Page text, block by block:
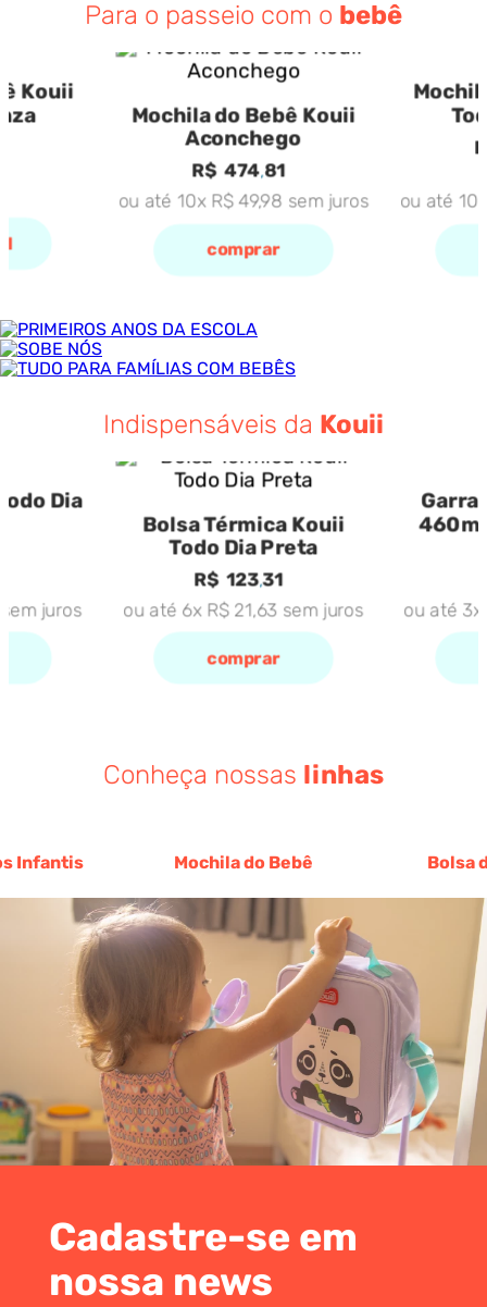
Para o passeio com o bebê
Kouii
Mochila do Bebê Kouii
Aconchego
R$ 474,81
ou até 10x R$ 49,98 sem juros
comprar
ou até 10
Indispensáveis da Kouii
Dia
juros
Bolsa Térmica Kouii
Todo Dia Preta
R$ 123,31
ou até 6x R$ 21,63 sem juros
comprar
ou até 3x
Conheça nossas linhas
Infantis Mochila do Bebê Bolsa
Cadastre-se em
nossa news